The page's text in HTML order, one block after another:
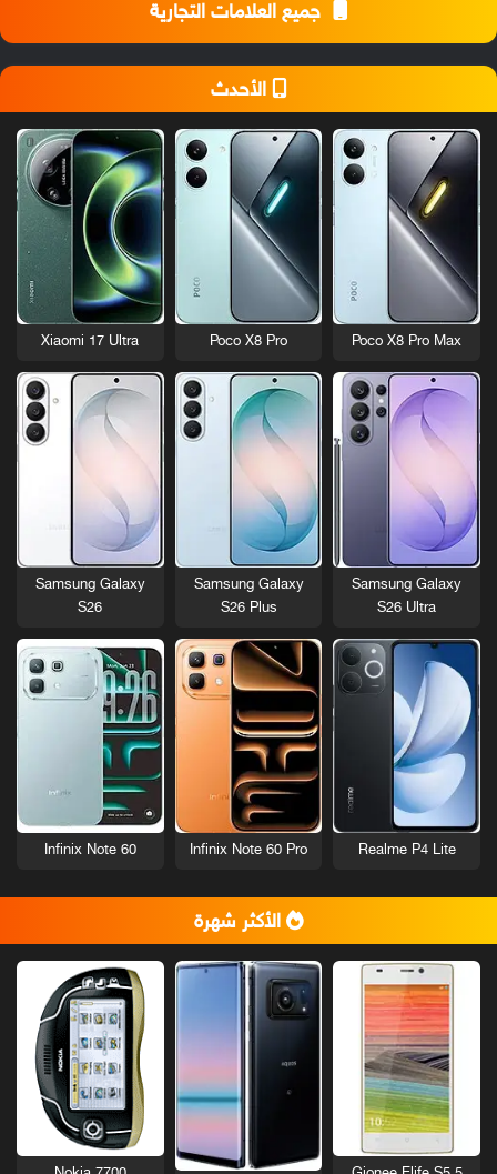
جميع العلامات التجارية
الأحدث
Poco X8 Pro Max
Poco X8 Pro
Xiaomi 17 Ultra
Samsung Galaxy
S26 Ultra
Samsung Galaxy
S26 Plus
Samsung Galaxy
S26
Realme P4 Lite
Infinix Note 60 Pro
Infinix Note 60
الأكثر شهرة